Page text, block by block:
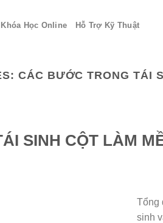
Khóa Học Online Hỗ Trợ Kỹ Thuật
CÁC BƯỚC TRONG TÁI
SINH CỘT LÀM
Tổng
sinh